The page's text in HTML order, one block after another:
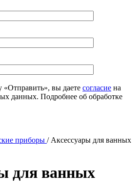
вы даете согласие на
данных. Подробнее об обработке
приборы / Аксессуары для ванных
для ванных